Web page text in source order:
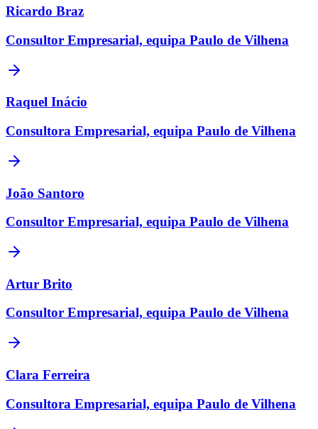
Ricardo Braz
Consultor Empresarial, equipa Paulo de Vilhena
Raquel Inácio
Consultora Empresarial, equipa Paulo de Vilhena
João Santoro
Consultor Empresarial, equipa Paulo de Vilhena
Artur Brito
Consultor Empresarial, equipa Paulo de Vilhena
Clara Ferreira
Consultora Empresarial, equipa Paulo de Vilhena